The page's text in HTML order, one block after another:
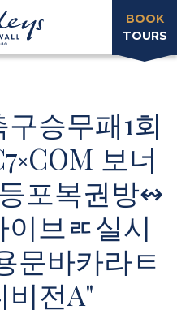
BOOK
TOURS
승무패1회
보너
포복권방↭
브ㅪ실시
문바카라ㅌ
비전A"